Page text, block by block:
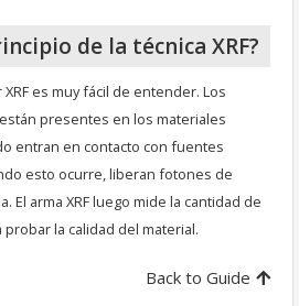
de la técnica XRF?
es muy fácil de entender. Los
presentes en los materiales
entran en contacto con fuentes
esto ocurre, liberan fotones de
El arma XRF luego mide la cantidad de
la calidad del material.
Back to Guide